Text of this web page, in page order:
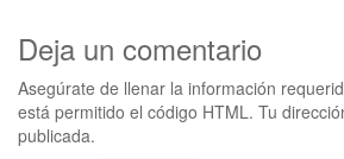
Deja un comentario
Asegúrate de llenar la información
está permitido el código HTML. Tu
publicada.